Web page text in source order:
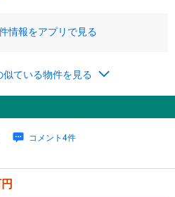
入力してください。
機関によって異なります。
金比率 0 %）
定されている金融機関等にご確認の
情報をアプリで見る
ている物件を見る
コメント4件